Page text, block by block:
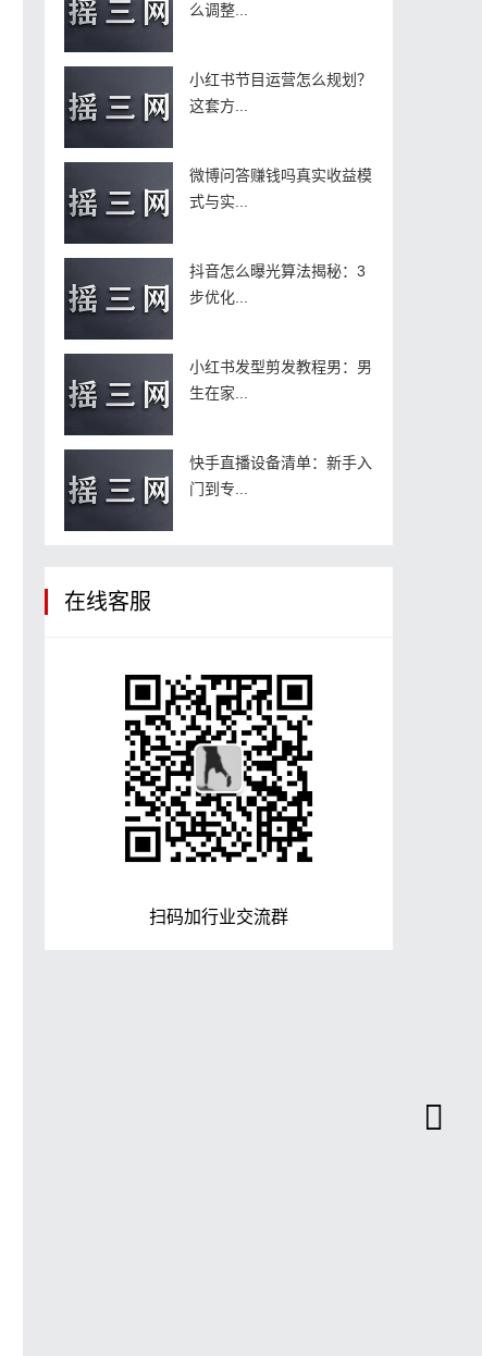
么调整...
小红书节目运营怎么规划？
这套方...
微博问答赚钱吗真实收益模
式与实...
抖音怎么曝光算法揭秘：3
步优化...
小红书发型剪发教程男：男
生在家...
快手直播设备清单：新手入
门到专...
在线客服
扫码加行业交流群